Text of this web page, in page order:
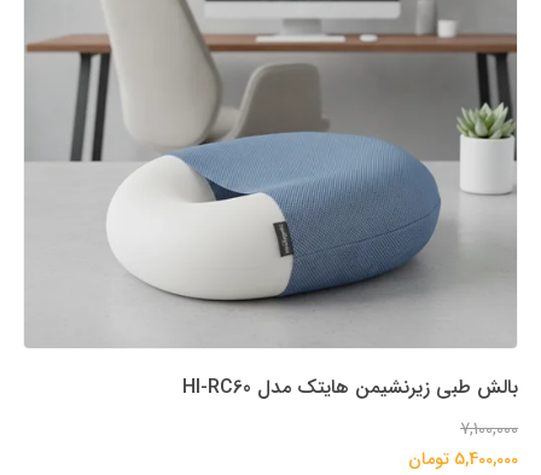
بالش طبی زیرنشیمن هایتک مدل HI-RC60
7,100,000
5,400,000 تومان